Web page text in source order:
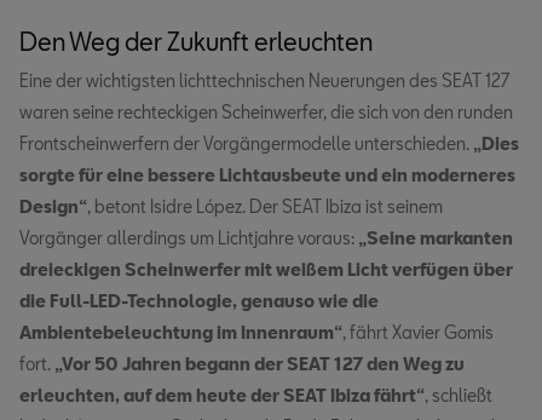
Den Weg der Zukunft erleuchten
Eine der wichtigsten lichttechnischen Neuerungen des SEAT 127
waren seine rechteckigen Scheinwerfer, die sich von den runden
Frontscheinwerfern der Vorgängermodelle unterschieden. „Dies
sorgte für eine bessere Lichtausbeute und ein moderneres
Design“, betont Isidre López. Der SEAT Ibiza ist seinem
Vorgänger allerdings um Lichtjahre voraus: „Seine markanten
dreieckigen Scheinwerfer mit weißem Licht verfügen über
die Full-LED-Technologie, genauso wie die
Ambientebeleuchtung im Innenraum“, fährt Xavier Gomis
fort. „Vor 50 Jahren begann der SEAT 127 den Weg zu
erleuchten, auf dem heute der SEAT Ibiza fährt“, schließt